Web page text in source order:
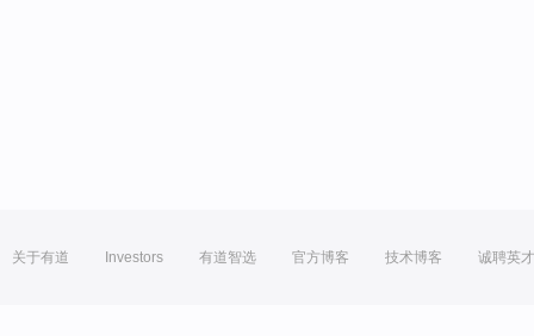
关于有道 Investors 有道智选 官方博客 技术博客 诚聘英才